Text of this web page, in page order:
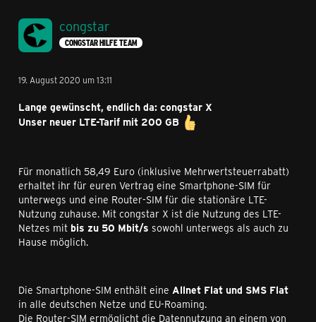
congstar
CONGSTAR HILFE TEAM
19. August 2020 um 13:11
Lange gewünscht, endlich da: congstar X
Unser neuer LTE-Tarif mit 200 GB
Für monatlich 58,49 Euro (inklusive Mehrwertsteuerrabatt)
erhaltet ihr für euren Vertrag eine Smartphone-SIM für
unterwegs und eine Router-SIM für die stationäre LTE-
Nutzung zuhause. Mit congstar X ist die Nutzung des LTE-
Netzes mit bis zu 50 Mbit/s sowohl unterwegs als auch zu
Hause möglich.
Die Smartphone-SIM enthält eine Allnet Flat und SMS Flat
in alle deutschen Netze und EU-Roaming.
Die Router-SIM ermöglicht die Datennutzung an einem von